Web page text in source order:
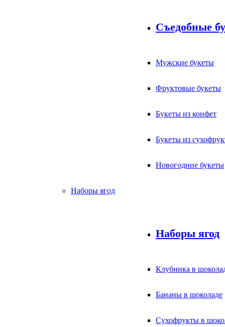
Съедобные
Мужские букеты
Фруктовые букеты
Букеты из конфет
Букеты из
Новогодние букеты
Наборы ягод
Наборы ягод
Клубника в
Бананы в шоколаде
Сухофрукты в